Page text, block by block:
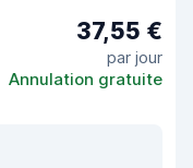
37,55 €
par jour
Annulation gratuite